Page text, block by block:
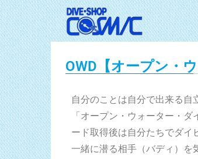
OWD【オープン・
自分のことは自分で出来る自
「オープン・ウォーター・ダ
ード取得後は自分たちでダイ
一緒に潜る相手（バディ）を